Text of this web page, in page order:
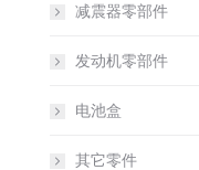
减震器零部件
发动机零部件
电池盒
其它零件